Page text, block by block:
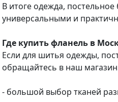
В итоге одежда,
универсальными и
Где купить фланель в
Если для шитья одежды,
обращайтесь в наш
- большой выбор тканей